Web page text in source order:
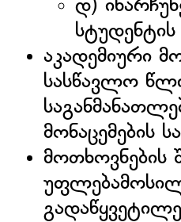
დ)
სტუდენტის
აკადემიური
სასწავლო
მონაცემების
მოთხოვნების